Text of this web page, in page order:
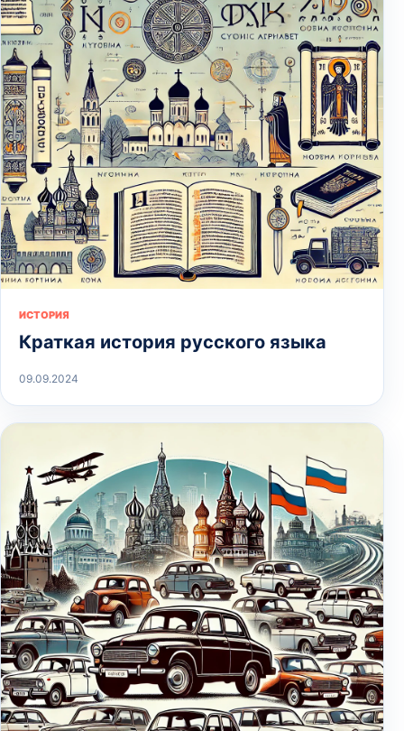
ИСТОРИЯ
Краткая история русского языка
09.09.2024